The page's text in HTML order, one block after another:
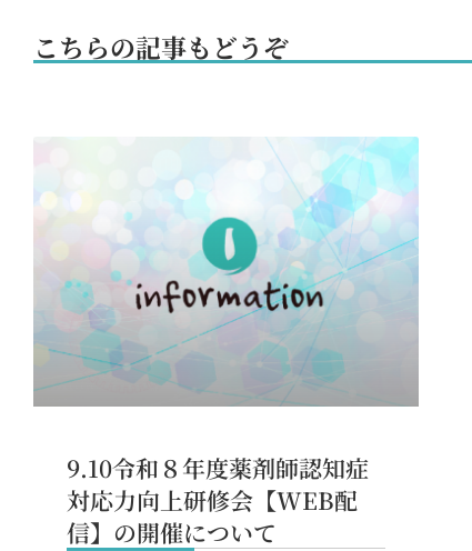
こちらの記事もどうぞ
9.10令和８年度薬剤師認知症
対応力向上研修会【WEB配
信】の開催について